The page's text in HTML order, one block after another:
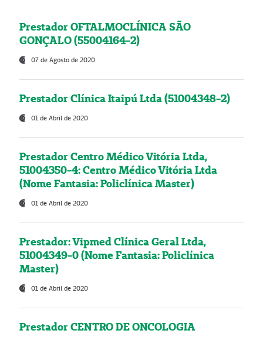
Prestador OFTALMOCLÍNICA SÃO
GONÇALO (55004164-2)
07 de Agosto de 2020
Prestador Clínica Itaipú Ltda (51004348-2)
01 de Abril de 2020
Prestador Centro Médico Vitória Ltda,
51004350-4: Centro Médico Vitória Ltda
(Nome Fantasia: Policlínica Master)
01 de Abril de 2020
Prestador: Vipmed Clínica Geral Ltda,
51004349-0 (Nome Fantasia: Policlínica
Master)
01 de Abril de 2020
Prestador CENTRO DE ONCOLOGIA